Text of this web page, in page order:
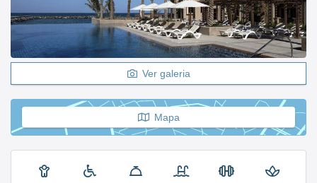
Ver galeria
Mapa